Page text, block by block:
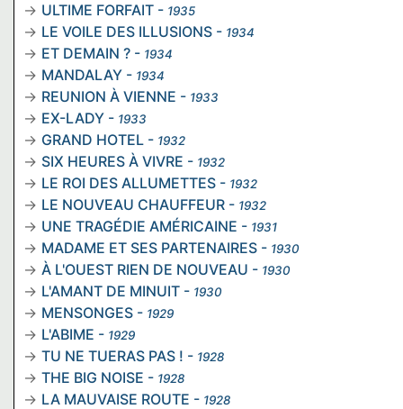
ULTIME FORFAIT - 1935
LE VOILE DES ILLUSIONS - 1934
ET DEMAIN ? - 1934
MANDALAY - 1934
REUNION À VIENNE - 1933
EX-LADY - 1933
GRAND HOTEL - 1932
SIX HEURES À VIVRE - 1932
LE ROI DES ALLUMETTES - 1932
LE NOUVEAU CHAUFFEUR - 1932
UNE TRAGÉDIE AMÉRICAINE - 1931
MADAME ET SES PARTENAIRES - 1930
À L'OUEST RIEN DE NOUVEAU - 1930
L'AMANT DE MINUIT - 1930
MENSONGES - 1929
L'ABIME - 1929
TU NE TUERAS PAS ! - 1928
THE BIG NOISE - 1928
LA MAUVAISE ROUTE - 1928